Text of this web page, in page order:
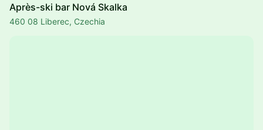
Après-ski bar Nová Skalka
460 08 Liberec, Czechia